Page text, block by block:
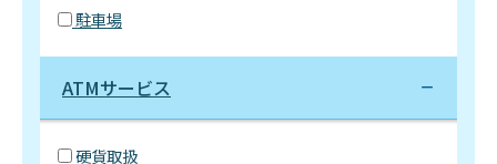
駐車場
ATMサービス
硬貨取扱